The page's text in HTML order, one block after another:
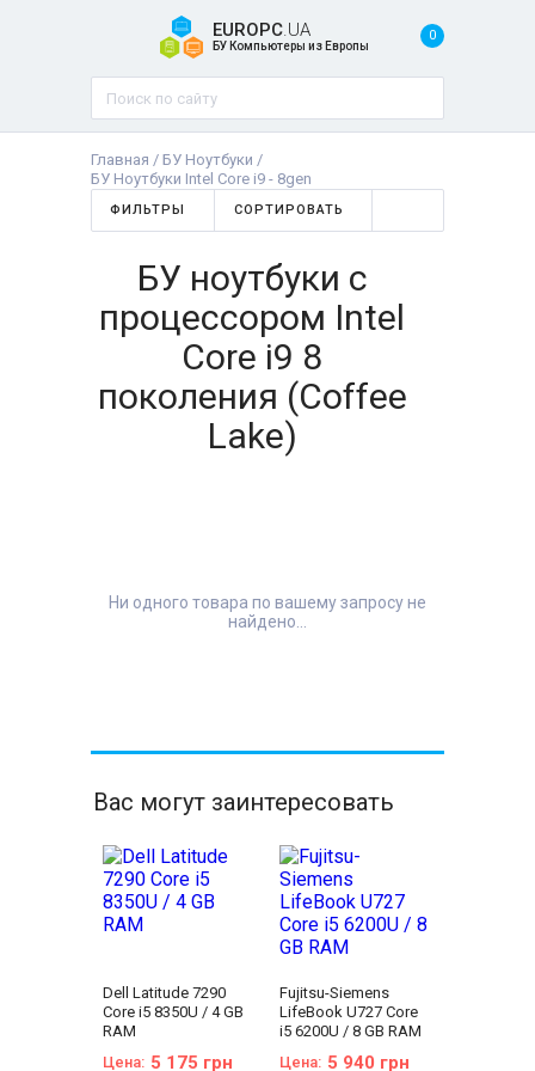
EUROPC.UA
БУ Компьютеры из Европы
0
Главная / БУ Ноутбуки /
БУ Ноутбуки Intel Core i9 - 8gen
ФИЛЬТРЫ СОРТИРОВАТЬ
БУ ноутбуки с
процессором Intel
Core i9 8
поколения (Coffee
Lake)
Ни одного товара по вашему запросу не
найдено...
Вас могут заинтересовать
Dell Latitude 7290
Core i5 8350U / 4 GB
RAM
Цена: 5 175 грн
Fujitsu-Siemens
LifeBook U727 Core
i5 6200U / 8 GB RAM
Цена: 5 940 грн